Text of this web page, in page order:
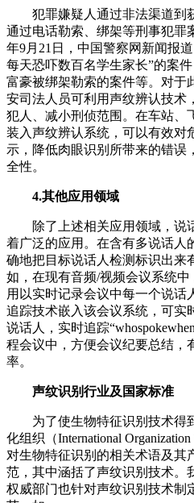
犯罪嫌疑人通过非法渠道到获
通过电话勒索、绑架等刑事犯罪
年9月21日，中国警察网新闻报
每天恐吓数百名学生家长”的案
富豪被绑架勒索的案件等。对于
安司法人员可利用声纹辨认技术
犯人、减小刑侦范围。在车站、
装入声纹辨认系统，可以有效对
示，降低肉眼识别所带来的错误
全性。
4.其他应用领域
除了上述相关应用领域，说
着广泛的应用。在含有多说话人
确地把目标说话人检测标识出来
如，在现有音频/视频会议系统中
用以实时记录会议中每一个说话
追踪技术嵌入该会议系统，可实
说话人，实时追踪
程会议中，方便会议纪要总结，
率。
声纹识别行业及国家标准
为了使生物特征识别技术得
化组织（International Organization
对生物特征识别的相关术语及其
范，其中涵括了声纹识别技术。
权威部门也针对声纹识别技术制